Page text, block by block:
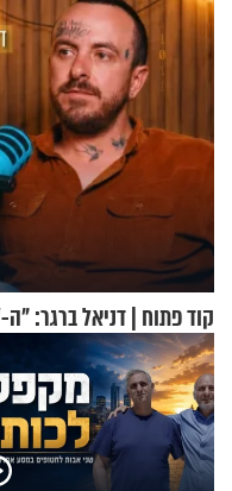
קוד פתוח | דניאל ברגר: "ה-7 באוקטובר גרם לי לחפש תשובות"